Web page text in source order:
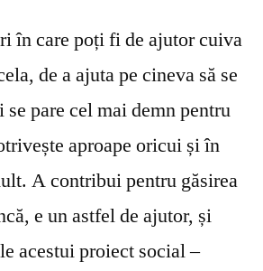
în care poți fi de ajutor cuiva
de a ajuta pe cineva să se
pare cel mai demn pentru
aproape oricui și în
A contribui pentru găsirea
e un astfel de ajutor, și
acestui proiect social –